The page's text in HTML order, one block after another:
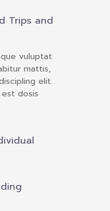
ะทบที่อาจเกิดขึ้นจากกฎ
2564)
Trips and
vuluptat
mattis,
elit.
dosis